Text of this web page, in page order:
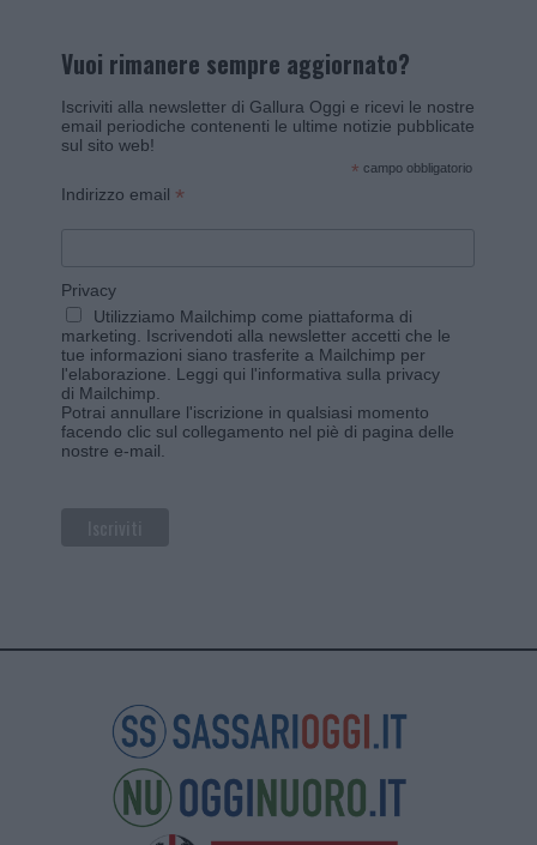
Vuoi rimanere sempre aggiornato?
Iscriviti alla newsletter di Gallura Oggi e ricevi le nostre
email periodiche contenenti le ultime notizie pubblicate
sul sito web!
* campo obbligatorio
Indirizzo email *
Privacy
Utilizziamo Mailchimp come piattaforma di
marketing. Iscrivendoti alla newsletter accetti che le
tue informazioni siano trasferite a Mailchimp per
l'elaborazione. Leggi qui l'informativa sulla privacy
di Mailchimp
Potrai annullare l'iscrizione in qualsiasi momento
facendo clic sul collegamento nel piè di pagina delle
nostre e-mail.